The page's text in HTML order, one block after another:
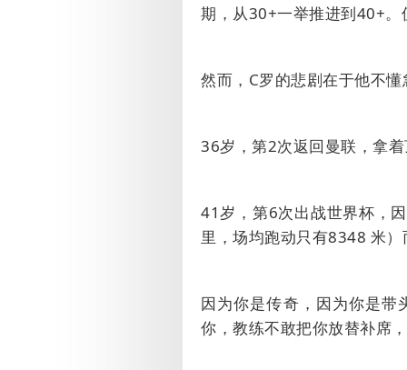
期，从30+一举推进到40+。
然而， C罗的悲剧在于他不
36岁，第2次返回曼联，拿
41岁，第6次出战世界杯，
里 ，场均跑动只有8348 米
因为你是传奇，因为你是带
你，教练不敢把你放替补席